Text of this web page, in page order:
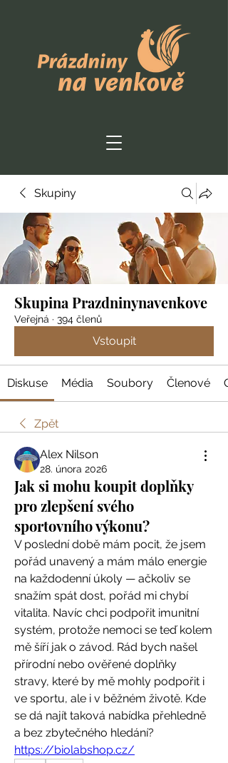
Skupiny
Skupina Prazdninynavenkove
Veřejná · 394 členů
Vstoupit
Diskuse Média Soubory Členové
Zpět
Alex Nilson
28. února 2026
Jak si mohu koupit doplňky
pro zlepšení svého
sportovního výkonu?
V poslední době mám pocit, že jsem
pořád unavený a mám málo energie
na každodenní úkoly — ačkoliv se
snažím spát dost, pořád mi chybí
vitalita. Navíc chci podpořit imunitní
systém, protože nemoci se teď kolem
mě šíří jak o závod. Rád bych našel
přírodní nebo ověřené doplňky
stravy, které by mě mohly podpořit i
ve sportu, ale i v běžném životě. Kde
se dá najít taková nabídka přehledně
https://biolabshop.cz/